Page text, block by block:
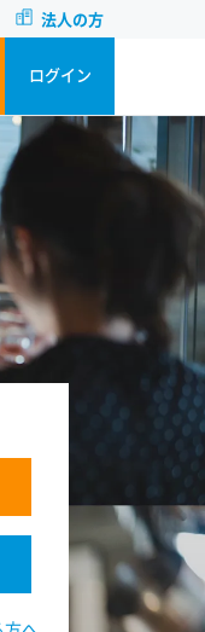
法人の方
ログイン